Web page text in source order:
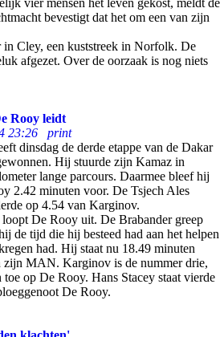
vier mensen het leven gekost, meldt de
bevestigt dat het om een van zijn
Cley, een kuststreek in Norfolk. De
afgezet. Over de oorzaak is nog niets
Rooy leidt
23:26
print
dinsdag de derde etappe van de Dakar
Hij stuurde zijn Kamaz in
lange parcours. Daarmee bleef hij
2.42 minuten voor. De Tsjech Ales
op 4.54 van Karginov.
loopt De Rooy uit. De Brabander greep
de tijd die hij besteed had aan het helpen
had. Hij staat nu 18.49 minuten
MAN. Karginov is de nummer drie,
op De Rooy. Hans Stacey staat vierde
De Rooy.